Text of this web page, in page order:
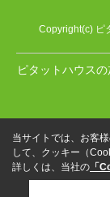
Copyright(c) ピ
ピタットハウス
当サイトでは、お客
して、クッキー（
詳しくは、当社の 「